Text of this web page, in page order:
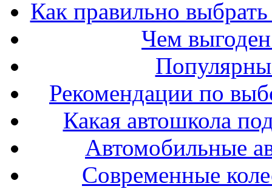
Как правильно выбрать
Чем
Рекомендации по
Какая автошкола
Автомобильные
Современные